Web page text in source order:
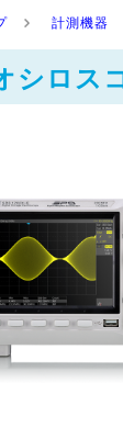
計測機器
シロス